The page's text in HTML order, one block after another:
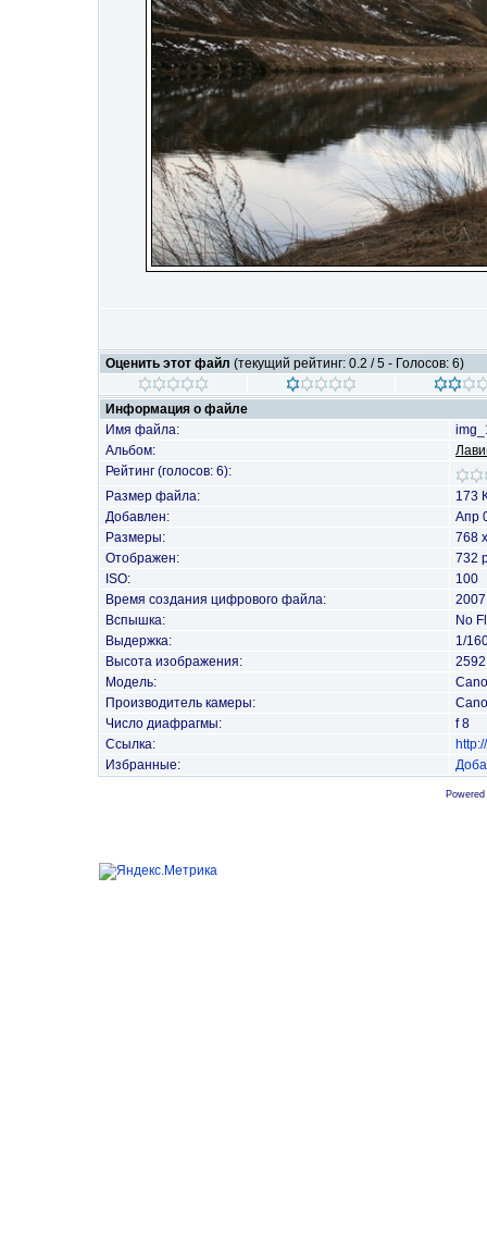
Оценить этот файл (текущий рейтинг: 0.2 / 5 - Голосов: 6)
Информация о файле
Имя файла:
Альбом:
Рейтинг (голосов: 6):
Размер файла:
173
Добавлен:
Апр
Размеры:
768
Отображен:
732
ISO:
100
Время создания цифрового файла:
Вспышка:
No
Выдержка:
1/
Высота изображения:
Модель:
Производитель камеры:
Число диафрагмы:
f 8
Ссылка:
Избранные: